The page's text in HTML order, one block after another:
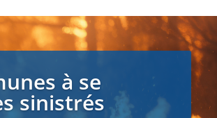
à se
sinistrés